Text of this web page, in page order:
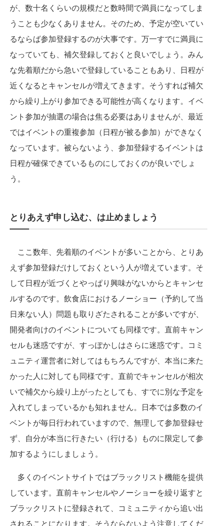
が、数十名くらいの規模だと数時間で満員になってしま
うことも少なくありません。そのため、予定が空いてい
るならば参加登録するのが大事です。万一すでに満員に
なっていても、補欠登録しておくと良いでしょう。みん
な先着順だから急いで登録していることもあり、日程が
近くなるとキャンセルが増えてきます。そうすれば補欠
から繰り上がり参加できる可能性が高くなります。イベ
ント参加が抽選の場合は焦る必要はありませんが、最近
ではイベントの重複参加（日程が被る参加）ができなく
なっています。被らないよう、参加登録するイベントは
日程が確保できているものにしておくのが良いでしょ
う。
とりあえず申し込む、は止めましょう
ここ数年、先着順のイベントが多いことから、とりあ
えず参加登録だけしておくという人が増えています。そ
して日程が近づくとやっぱり興味がないからとキャンセ
ルするのです。飲食店におけるノーショー（予約して当
日来ない人）問題も取りざたされることが多いですが、
開発者向けのイベントについても同様です。直前キャン
セルも迷惑ですが、すっぽかしはさらに迷惑です。コミ
ュニティ運営者に対してはもちろんですが、本当に来た
かった人に対しても同様です。直前でキャンセルが相次
いで補欠から繰り上がったとしても、すでに別な予定を
入れてしまっているかも知れません。日本では多数のイ
ベントが毎日行われていますので、無理して参加登録せ
ず、自分が本当に行きたい（行ける）ものに限定して参
加するようにしましょう。
多くのイベントサイトではブラックリスト機能を提供
しています。直前キャンセルやノーショーを繰り返すと
ブラックリストに登録されて、コミュニティから追い出
されることになります。そうならないよう注意してくだ